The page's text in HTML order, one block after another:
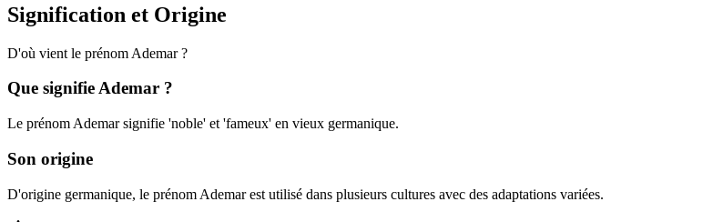
Signification et Origine
D'où vient le prénom Ademar?
Que signifieAdemar ?
Le prénom Ademar signifie 'noble' et 'fameux' en vieux germanique.
Son origine
D'origine germanique, le prénom Ademar est utilisé dans plusieurs cultures avec des adaptations variées.